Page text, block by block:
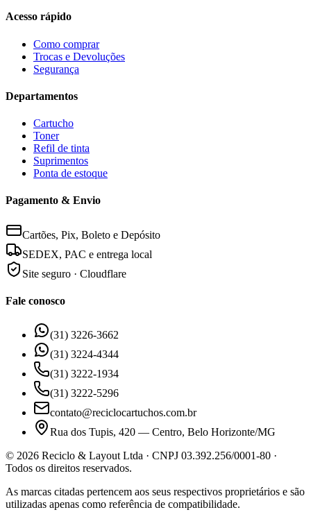
Acesso rápido
Como comprar
Trocas e Devoluções
Segurança
Departamentos
Cartucho
Toner
Refil de tinta
Suprimentos
Ponta de estoque
Pagamento & Envio
Cartões, Pix, Boleto e Depósito
SEDEX, PAC e entrega local
Site seguro · Cloudflare
Fale conosco
(31) 3226-3662
(31) 3224-4344
(31) 3222-1934
(31) 3222-5296
contato@reciclocartuchos.com.br
Rua dos Tupis, 420 — Centro, Belo Horizonte/MG
© 2026 Reciclo & Layout Ltda · CNPJ 03.392.256/0001-80 ·
Todos os direitos reservados.
As marcas citadas pertencem aos seus respectivos proprietários e são
utilizadas apenas como referência de compatibilidade.